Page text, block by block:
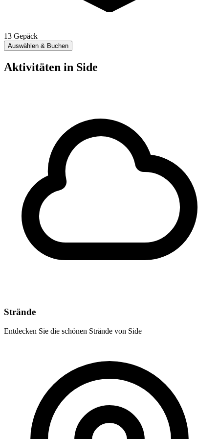
13 Gepäck
Auswählen & Buchen
Aktivitäten in Side
Strände
Entdecken Sie die schönen Strände von Side